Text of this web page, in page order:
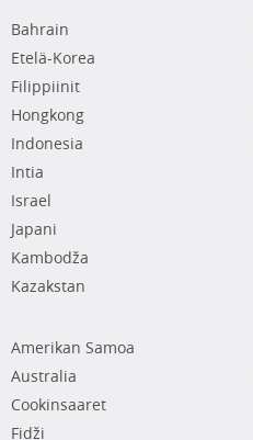
Bahrain
Etelä-Korea
Filippiinit
Hongkong
Indonesia
Intia
Israel
Japani
Kambodža
Kazakstan
Amerikan Samoa
Australia
Cookinsaaret
Fidži